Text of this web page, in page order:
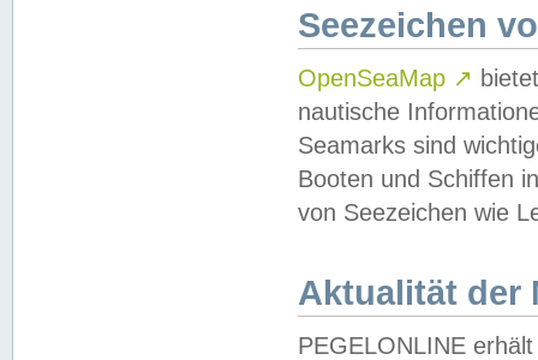
Seezeichen
OpenSeaMap ↗
nautische
Seamarks sind
Booten und Schiffen
von Seezeichen wie
Aktualität der
PEGELONLINE